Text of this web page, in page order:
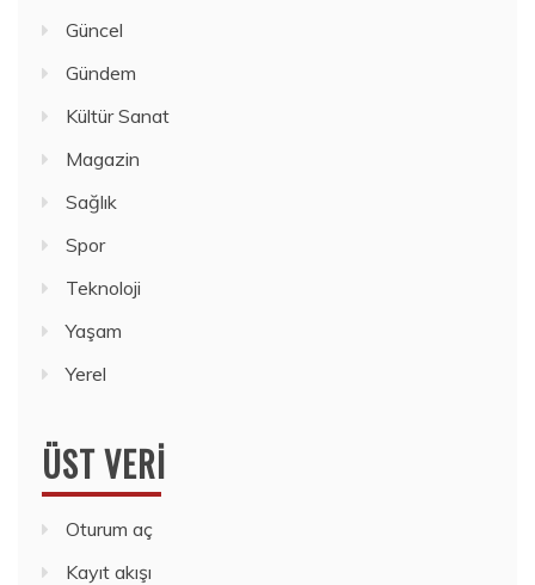
Güncel
Gündem
Kültür Sanat
Magazin
Sağlık
Spor
Teknoloji
Yaşam
Yerel
ÜST VERI
Oturum aç
Kayıt akışı